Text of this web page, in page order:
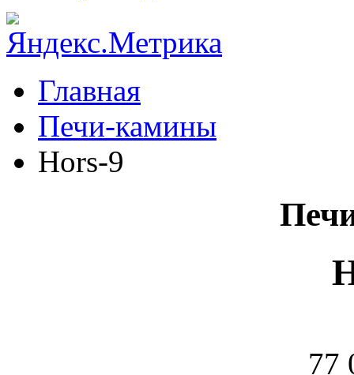
Главная
Печи-камины
Hors-9
77